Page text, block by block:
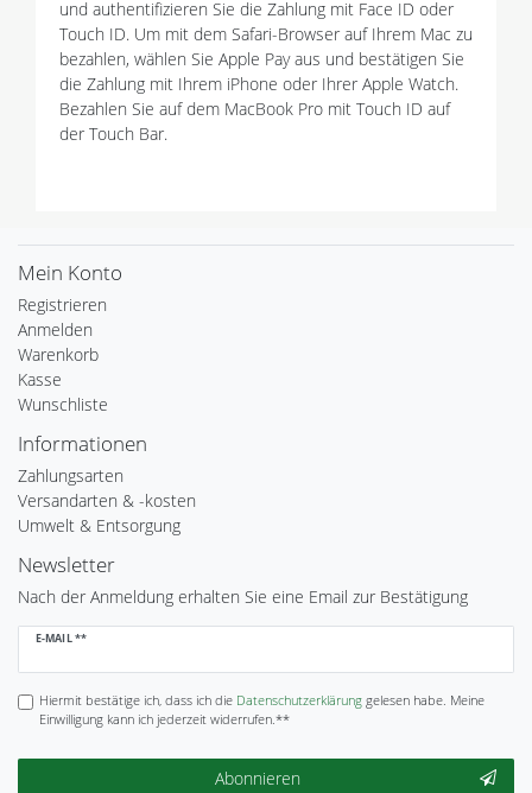
und authentifizieren Sie die Zahlung mit Face ID oder
Touch ID. Um mit dem Safari-Browser auf Ihrem Mac zu
bezahlen, wählen Sie Apple Pay aus und bestätigen Sie
die Zahlung mit Ihrem iPhone oder Ihrer Apple Watch.
Bezahlen Sie auf dem MacBook Pro mit Touch ID auf
der Touch Bar.
Mein Konto
Registrieren
Anmelden
Warenkorb
Kasse
Wunschliste
Informationen
Zahlungsarten
Versandarten & -kosten
Umwelt & Entsorgung
Newsletter
Nach der Anmeldung erhalten Sie eine Email zur Bestätigung
E-MAIL **
Newsletter
Hiermit bestätige ich, dass ich die Daten­schutz­erklärunggelesen habe. Meine
Einwilligung kann ich jederzeit widerrufen.**
Abonnieren